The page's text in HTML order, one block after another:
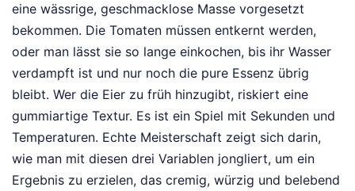
eine wässrige, geschmacklose Masse vorgesetzt
bekommen. Die Tomaten müssen entkernt werden,
oder man lässt sie so lange einkochen, bis ihr Wasser
verdampft ist und nur noch die pure Essenz übrig
bleibt. Wer die Eier zu früh hinzugibt, riskiert eine
gummiartige Textur. Es ist ein Spiel mit Sekunden und
Temperaturen. Echte Meisterschaft zeigt sich darin,
wie man mit diesen drei Variablen jongliert, um ein
Ergebnis zu erzielen, das cremig, würzig und belebend